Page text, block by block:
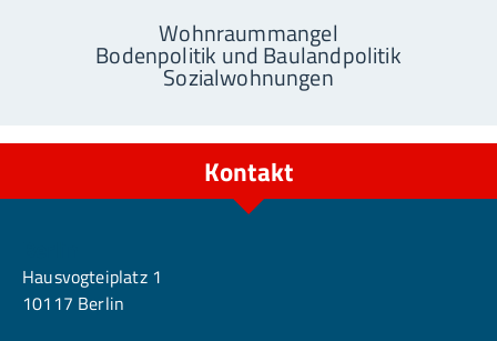
Wohnraummangel
Bodenpolitik und Baulandpolitik
Sozialwohnungen
Kontakt
Hausvogteiplatz 1
10117 Berlin